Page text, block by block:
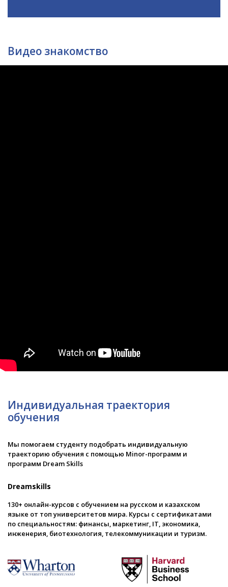
Видео знакомство
Индивидуальная траектория
обучения
Мы помогаем студенту подобрать индивидуальную
траекторию обучения с помощью Minor-программ и
программ Dream Skills
Dreamskills
130+ онлайн-курсов с обучением на русском и казахском
языке от топ университетов мира. Курсы с сертификатами
по специальностям: финансы, маркетинг, IT, экономика,
инженерия, биотехнология, телекоммуникации и туризм.